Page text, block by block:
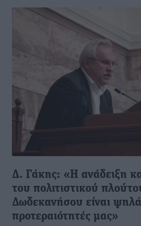
Δ. Γάκης: «Η ανάδειξη
του πολιτιστικού
Δωδεκανήσου είναι ψηλά
προτεραιότητές μας»